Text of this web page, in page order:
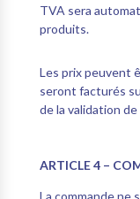
TVA sera
produits.
Les prix peuvent
seront facturés
de la validation de
ARTICLE 4 –
La commande ne